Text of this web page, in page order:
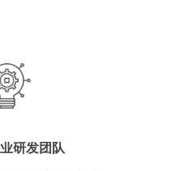
研发团队